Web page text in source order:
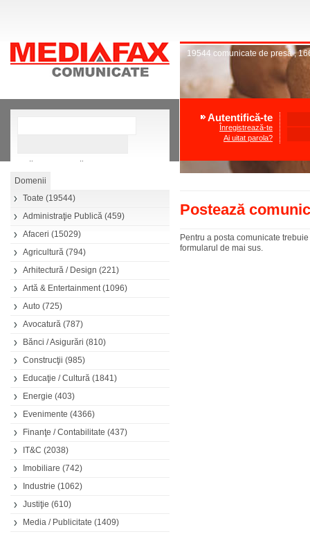
Căutare avansată
Toate (19544)
Administraţie Publică (459)
Afaceri (15029)
Agricultură (794)
Arhitectură / Design (221)
Artă & Entertainment(1096)
Auto (725)
Avocatură (787)
Bănci / Asigurări (810)
Construcţii (985)
Educaţie / Cultură (1841)
Energie (403)
Evenimente (4366)
Finanţe / Contabilitate (437)
IT&C (2038)
Imobiliare (742)
Industrie (1062)
Justiţie (610)
Media / Publicitate (1409)
19544 comunicate de presă,
Autentifică-te
Înregistrează-te
Ai uitat parola?
Postează
Pentru a posta comunicate
formularul de mai sus.